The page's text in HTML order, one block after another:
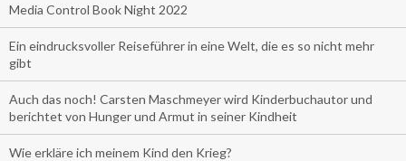
Media Control Book Night 2022
Ein eindrucksvoller Reiseführer in eine Welt, die es so nicht mehr
gibt
Auch das noch! Carsten Maschmeyer wird Kinderbuchautor und
berichtet von Hunger und Armut in seiner Kindheit
Wie erkläre ich meinem Kind den Krieg?